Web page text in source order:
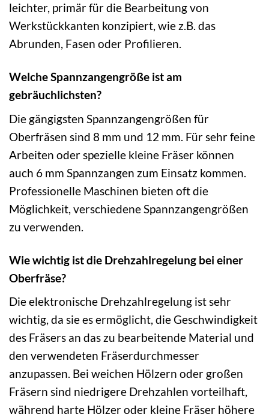
leichter, primär für die Bearbeitung von
Werkstückkanten konzipiert, wie z.B. das
Abrunden, Fasen oder Profilieren.
Welche Spannzangengröße ist am
gebräuchlichsten?
Die gängigsten Spannzangengrößen für
Oberfräsen sind 8 mm und 12 mm. Für sehr feine
Arbeiten oder spezielle kleine Fräser können
auch 6 mm Spannzangen zum Einsatz kommen.
Professionelle Maschinen bieten oft die
Möglichkeit, verschiedene Spannzangengrößen
zu verwenden.
Wie wichtig ist die Drehzahlregelung bei einer
Oberfräse?
Die elektronische Drehzahlregelung ist sehr
wichtig, da sie es ermöglicht, die Geschwindigkeit
des Fräsers an das zu bearbeitende Material und
den verwendeten Fräserdurchmesser
anzupassen. Bei weichen Hölzern oder großen
Fräsern sind niedrigere Drehzahlen vorteilhaft,
während harte Hölzer oder kleine Fräser höhere